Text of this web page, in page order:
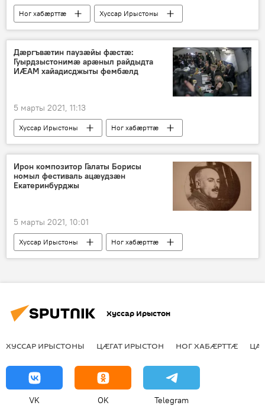
Ног хабӕрттӕ Хуссар Ирыстоны
Дӕргъвӕтин паузӕйы фӕстӕ:
Гуырдзыстонимӕ арӕныл райдыдта
ИӔАМ хайадисджыты фембӕлд
5 марты 2021, 11:13
Хуссар Ирыстоны Ног хабӕрттӕ
Ирон композитор Галаты Борисы
номыл фестиваль ацӕудзӕн
Екатеринбурджы
5 марты 2021, 10:01
Хуссар Ирыстоны Ног хабӕрттӕ
Хуссар Ирыстон
ХУССАР ИРЫСТОНЫ ЦӔГАТ ИРЫСТОН НОГ ХАБӔРТТӔ
VK OK Telegram